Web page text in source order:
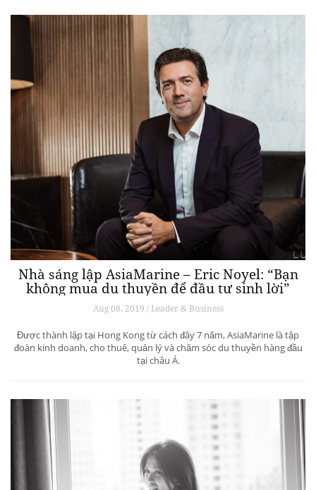
Nhà sáng lập AsiaMarine – Eric Noyel: “Bạn
không mua du thuyền để đầu tư sinh lời”
Aug 08, 2019 / Leader & Business
Được thành lập tại Hong Kong từ cách đây 7 năm, AsiaMarine là tập
đoàn kinh doanh, cho thuê, quản lý và chăm sóc du thuyền hàng đầu
tại châu Á.